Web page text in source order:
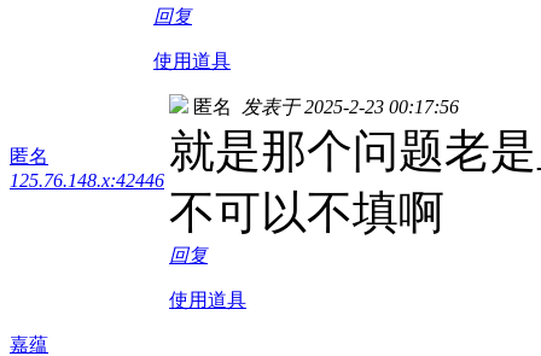
回复
使用道具
匿名
125.76.148.x:42446
匿名 发表于 2025-2-23 00:17:56
就是那个问题老
不可以不填啊
回复
使用道具
嘉蕴